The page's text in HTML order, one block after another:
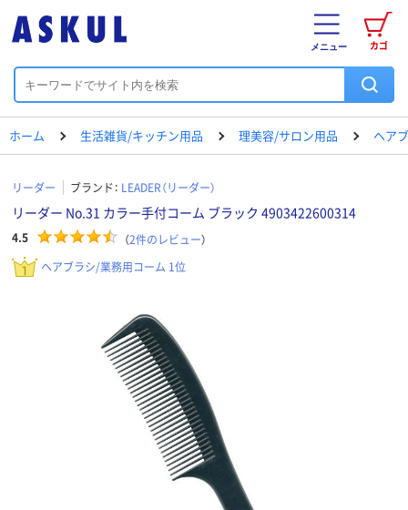
カゴ
メニュー
ホーム 生活雑貨/キッチン用品 理美容/サロン用品 ヘア
リーダー ブランド： LEADER（リーダー）
リーダー No.31 カラー手付コーム ブラック 4903422600314
4.5 （2件のレビュー）
ヘアブラシ/業務用コーム 1位